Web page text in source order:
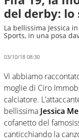
del derby:
La bellissima Jessica
Sports, in una posa
03/10/18 08:30
Vi abbiamo
moglie di Ciro
calciatore.
bellissima Jessica
cofanetto del
canticchiando la